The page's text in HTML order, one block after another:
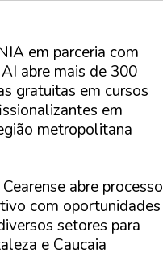
em parceria com
abre mais de 300
gratuitas em cursos
em
metropolitana
abre processo
com oportunidades
setores para
e Caucaia